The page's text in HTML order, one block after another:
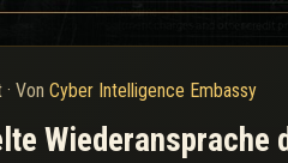
· Von Cyber Intelligence Embassy